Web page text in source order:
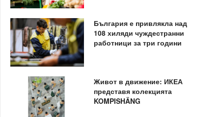
България е привлякла над
108 хиляди чуждестранни
работници за три години
Живот в движение: ИКЕА
представя колекцията
KOMPISHÄNG